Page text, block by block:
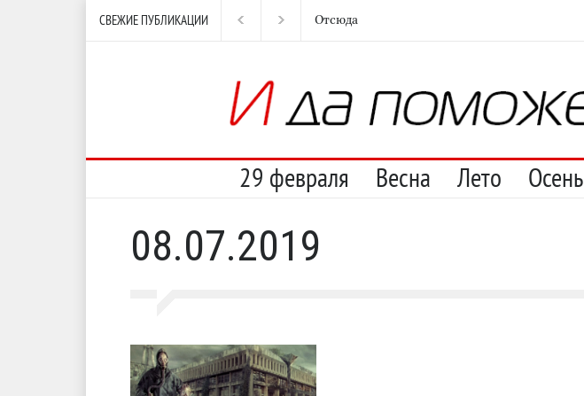
СВЕЖИЕ ПУБЛИКАЦИИ Отсюда
29 февраля Весна Лето Осень
08.07.2019